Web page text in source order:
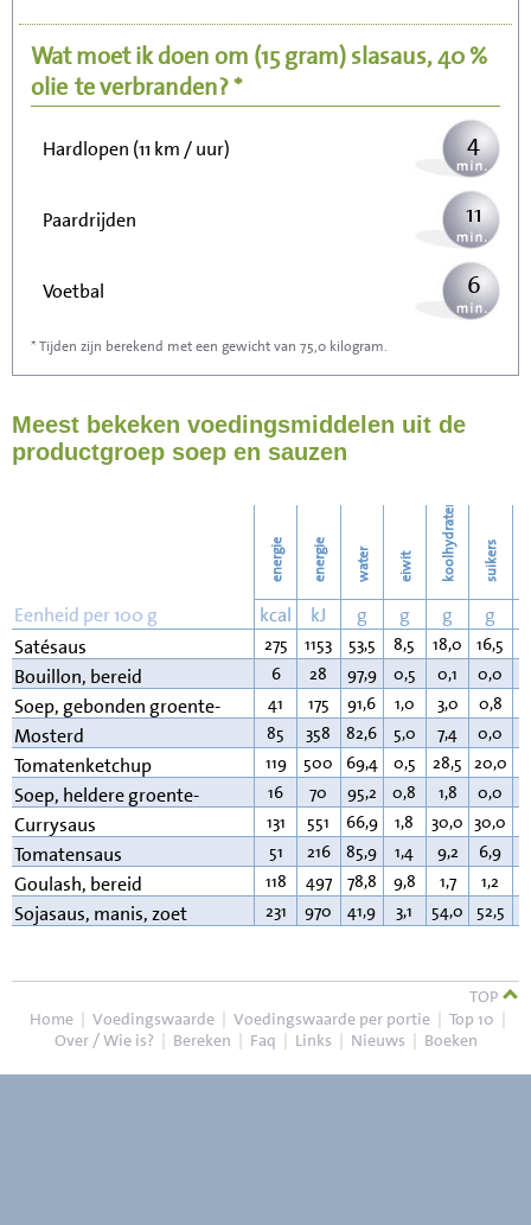
Wat moet ik doen om (15 gram)slasaus, 40 %
olie te verbranden? *
Wandelen (5 km/uur) 10
Hardlopen (11 km / uur) 4
Paardrijden 11
Voetbal 6
Stofzuigen
Strijken 20
23
* Tijden zijn berekend met een gewicht van 75,0 kilogram.
Meest bekeken voedingsmiddelen uit de
productgroep soep en sauzen
energie energie water eiwit koolhydraten suikers
Eenheid per 100 g kcal kJ g g g g
Satésaus
275 1153 53,5 8,5 18,0 16,5
Bouillon, bereid 6 28 97,9 0,5 0,1 0,0
Soep, gebonden groente- 41 175 91,6 1,0 3,0 0,8
Mosterd 85 358 82,6 5,0 7,4 0,0
Tomatenketchup 119 500 69,4 0,5 28,5 20,0
Soep, heldere groente- 16 70 95,2 0,8 1,8 0,0
Currysaus 131 551 66,9 1,8 30,0 30,0
Tomatensaus 51 216 85,9 1,4 9,2 6,9
Goulash, bereid 118 497 78,8 9,8 1,7 1,2
Sojasaus, manis, zoet 231 970 41,9 3,1 54,0 52,5
TOP
Home | Voedingswaarde | Voedingswaarde per portie | Top 10 |
Over / Wie is? | Bereken | Faq | Links | Nieuws | Boeken